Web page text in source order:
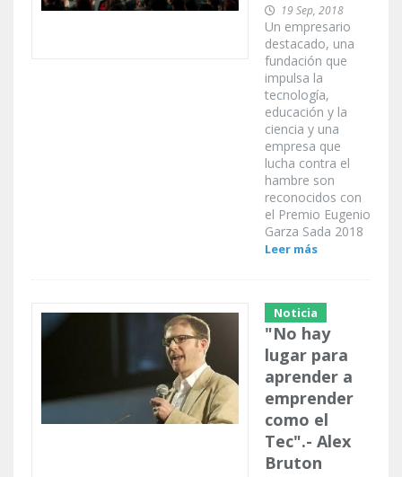
19 Sep, 2018
Un empresario
destacado, una
fundación que
impulsa la
tecnología,
educación y la
ciencia y una
empresa que
lucha contra el
hambre son
reconocidos con
el Premio Eugenio
Garza Sada 2018
Leer más
Noticia
"No hay
lugar para
aprender a
emprender
como el
Tec".- Alex
Bruton